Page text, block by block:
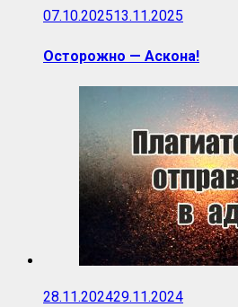
07.10.202513.11.2025
Осторожно — Аскона!
28.11.202429.11.2024